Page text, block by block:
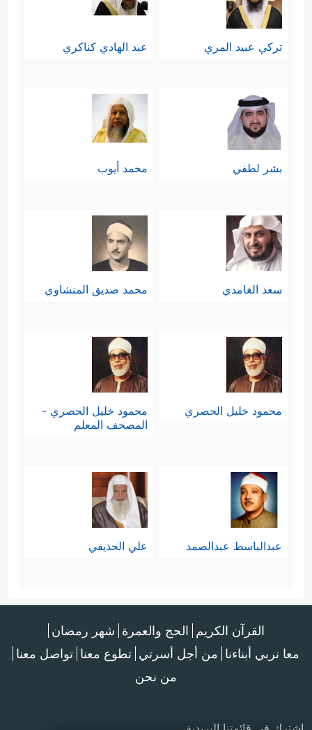
تركي عبيد المري عبد الهادي كناكري
بشر لطفي محمد أيوب
سعد الغامدي محمد صديق المنشاوي
محمود خليل الحصري
محمود خليل الحصري -
المصحف المعلم
عبدالباسط عبدالصمد علي الحذيفي
القرآن الكريم الحج والعمرة شهر رمضان
معا نربي أبناءنا من أجل أسرتي تطوع معنا تواصل معنا
من نحن